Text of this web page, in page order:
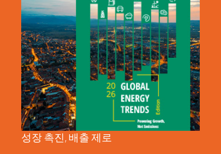
성장 촉진, 배출 제로